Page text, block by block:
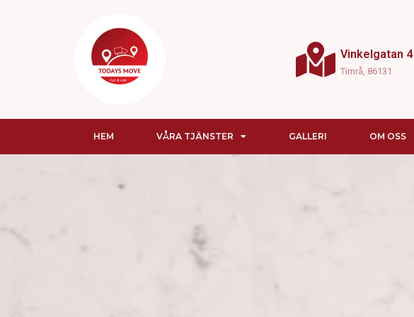
Vinkelgatan 4
Timrå, 86131
HEM VÅRA TJÄNSTER GALLERI OM OSS